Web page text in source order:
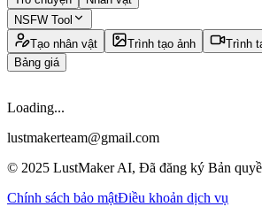
NSFW Tool
Tạo nhân vật
Trình tạo ảnh
Trình
Bảng giá
Loading...
lustmakerteam@gmail.com
© 2025 LustMaker AI, Đã đăng ký Bản
Chính sách bảo mậtĐiều khoản dịch vụ